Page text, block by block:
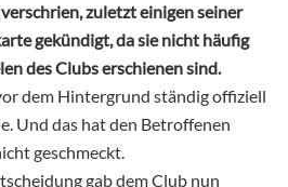
zuletzt einigen seiner
gekündigt, da sie nicht häufig
des Clubs erschienen sind.
dem Hintergrund ständig offiziell
Und das hat den Betroffenen
geschmeckt.
gab dem Club nun